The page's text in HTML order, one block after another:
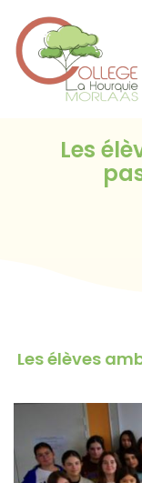
Bienvenue sur
Modifiez-le ou
Les
Les élèves